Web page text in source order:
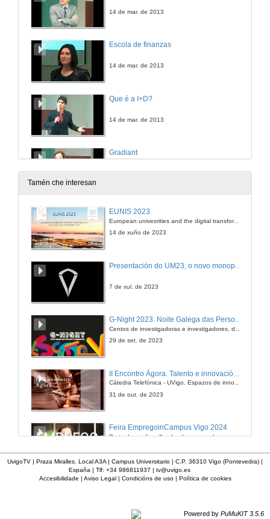
14 de mar. de 2013
Escola de finanzas
14 de mar. de 2013
Que é a I+D?
14 de mar. de 2013
Gradiant
14 de mar. de 2013
Adecco
Tamén che interesan
EUNIS 2023
European univesrities and the digital transformation: challenges and opportunities ahead
14 de xuño de 2023
7 de xul. de 2023
G-Night 2023. Noite Galega das Persoas Investigadoras. Conciencias creativas
29 de set. de 2023
Cátedra Telefónica - UVigo. Espazos de innovación
31 de out. de 2023
Feira EmpregoinCampus Vigo 2024
Preto de medio millar de alumnas e alumnos buscan coñecer máis de preto as oportunidades que lles achegan as arredor de medio cento de empresas que participan na edición viguesa da feira. Xunto coa visita aos stands, durante a feria desenvólvense varias actividades complementarias, como obradoiros, conversas, mesas redondas ou o pasaporte de empregabilidade, un espazo no que poderán recibir asesoramento sobre o seu CV.
UvigoTV | Praza Miralles. Local A3A | Campus Universitario | C.P. 36310 Vigo (Pontevedra) |
España | Tlf: +34 986811937 | tv@uvigo.es
Accesibilidade | Aviso Legal| Condicións de uso| Política de cookies
Powered by PuMuKIT 3.5.6